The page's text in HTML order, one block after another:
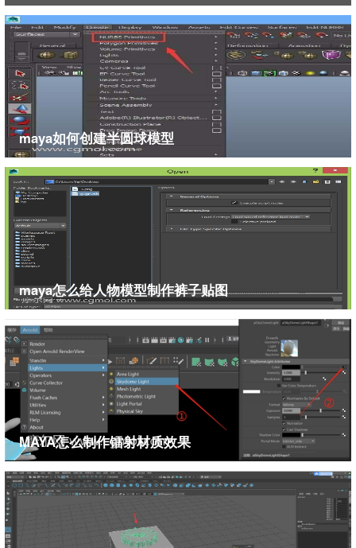
MAYA6.0PREFS下面,删除即可,但是你的快捷键和标记
菜单都会删除的.
第25招 快速精确地变换参数
如果想在maya中快速的成倍增加和缩小甚至移动
物体的时候，而恰巧物体的属性参数又有很多小数点
的，用计算器去运算又太慢。这时在MAYA中有一个好
办法，就是在通道盒中选择要变换的属性，在第一个
空白的数值区域输入“*=12”或者“/=12”就会得到非常精
确的结果了。
第26招 确保精确的移动
在MAYA的视图中，我们可以精确的移动选择的物
体。方法是按下ALT键和键盘的4个方向键。是按照一
个像素的单位来移动的，但是要注意在透视图中，这
样的操作会同时影响被选择物体的XYZ三个轴向的坐
标
第27招 添加标注说明
这招很酷，可以在视图中直接添加注释说明。只
能用英文和数字。不支持中文～首先要选择要注释的
物体，然后执行菜单的CreateAnnotation，然后你就可
以随心所欲的添加注释说明了，这个特别实用方便。
第28招 在Outliner中快速找到物体
当我们在场景中选择一个物体的时候，例如骨
骼。有时候会在很多层级下面，很难选择。这个时候
你可以在Outliner中执行菜单命令DisplayReveal
maya如何创建半圆球模型
maya怎么给人物模型制作裤子贴图
MAYA怎么制作镭射材质效果